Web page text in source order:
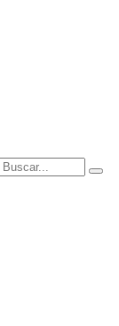
términos de